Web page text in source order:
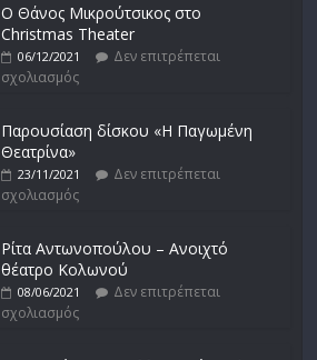
Ο Θάνος Μικρούτσικος στο
Christmas Theater
06/12/2021
Δεν επιτρέπεται
σχολιασμός
Παρουσίαση δίσκου «Η Παγωμένη
Θεατρίνα»
23/11/2021
Δεν επιτρέπεται
σχολιασμός
Ρίτα Αντωνοπούλου – Ανοιχτό
θέατρο Κολωνού
08/06/2021
Δεν επιτρέπεται
σχολιασμός